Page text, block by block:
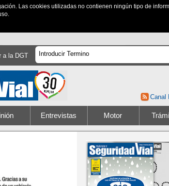
Las cookies utilizadas no contienen ningún tipo de
Ir a la DGT
Canal
Entrevistas Motor